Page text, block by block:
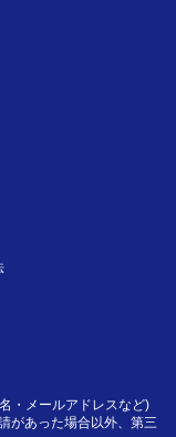
・メールアドレスなど)
があった場合以外、第三